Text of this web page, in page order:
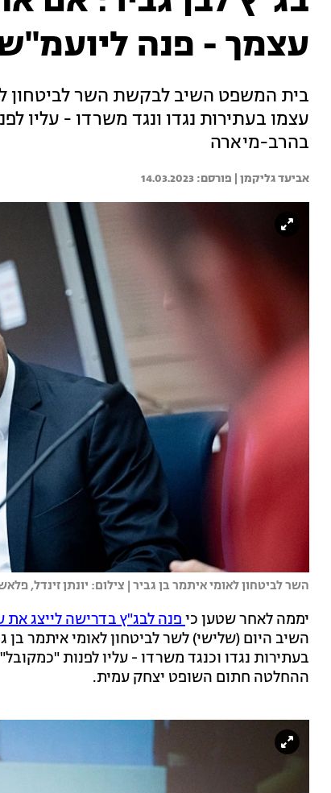
עצמך - פנה
בית המשפט השיב לבקשת השר לביטחון
עצמו בעתירות נגדו ונגד משרדו - עליו
בהרב-מיארה
אביעד גליקמן | 14.03.2023
השר לביטחון לאומי איתמר בן גביר | צילום: יונתן זינדל, פלאש
יממה לאחר שטען כיפנה לבג"ץ בדרישה לייצג את
השיב היום (שלישי) לשר לביטחון לאומי איתמר בן
בעתירות נגדו וכנגד משרדו - עליו לפנות
ההחלטה חתום השופט יצחק עמית.